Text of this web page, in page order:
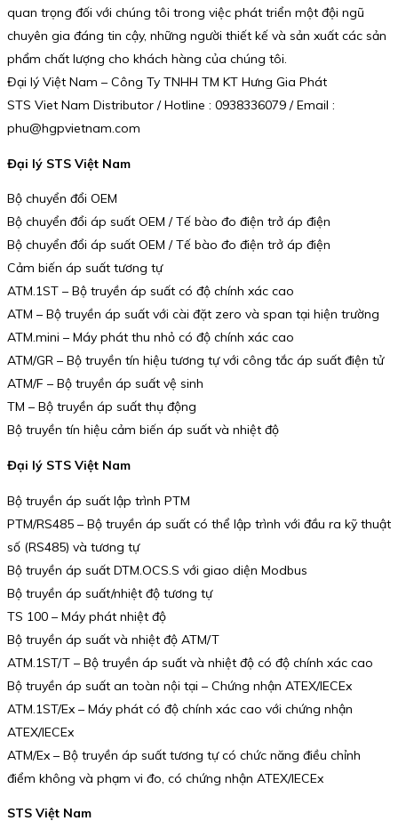
quan trọng đối với chúng tôi trong việc phát triển một đội ngũ
chuyên gia đáng tin cậy, những người thiết kế và sản xuất các sản
phẩm chất lượng cho khách hàng của chúng tôi.
Đại lý Việt Nam – Công Ty TNHH TM KT Hưng Gia Phát
STS Viet Nam Distributor / Hotline : 0938336079 / Email :
phu@hgpvietnam.com
Đại lý STS Việt Nam
Bộ chuyển đổi OEM
Bộ chuyển đổi áp suất OEM / Tế bào đo điện trở áp điện
Bộ chuyển đổi áp suất OEM / Tế bào đo điện trở áp điện
Cảm biến áp suất tương tự
ATM.1ST – Bộ truyền áp suất có độ chính xác cao
ATM – Bộ truyền áp suất với cài đặt zero và span tại hiện trường
ATM.mini – Máy phát thu nhỏ có độ chính xác cao
ATM/GR – Bộ truyền tín hiệu tương tự với công tắc áp suất điện tử
ATM/F – Bộ truyền áp suất vệ sinh
TM – Bộ truyền áp suất thụ động
Bộ truyền tín hiệu cảm biến áp suất và nhiệt độ
Đại lý STS Việt Nam
Bộ truyền áp suất lập trình PTM
PTM/RS485 – Bộ truyền áp suất có thể lập trình với đầu ra kỹ thuật
số (RS485) và tương tự
Bộ truyền áp suất DTM.OCS.S với giao diện Modbus
Bộ truyền áp suất/nhiệt độ tương tự
TS 100 – Máy phát nhiệt độ
Bộ truyền áp suất và nhiệt độ ATM/T
ATM.1ST/T – Bộ truyền áp suất và nhiệt độ có độ chính xác cao
Bộ truyền áp suất an toàn nội tại – Chứng nhận ATEX/IECEx
ATM.1ST/Ex – Máy phát có độ chính xác cao với chứng nhận
ATEX/IECEx
ATM/Ex – Bộ truyền áp suất tương tự có chức năng điều chỉnh
điểm không và phạm vi đo, có chứng nhận ATEX/IECEx
STS Việt Nam